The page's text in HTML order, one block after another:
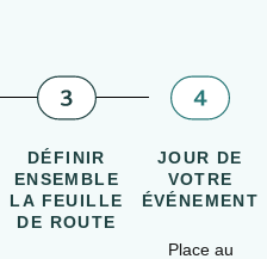
DÉFINIR
ENSEMBLE
LA FEUILLE
DE ROUTE
JOUR DE
VOTRE
ÉVÉNEMENT
Place au